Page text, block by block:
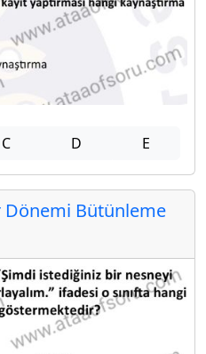
C D E
Dönemi Bütünleme